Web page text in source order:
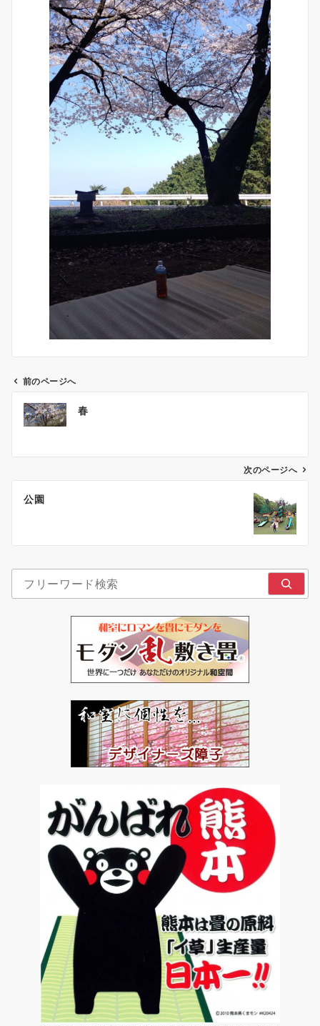
ン
前のページへ
春
次のページへ
公園